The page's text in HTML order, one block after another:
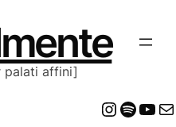
palati affini]